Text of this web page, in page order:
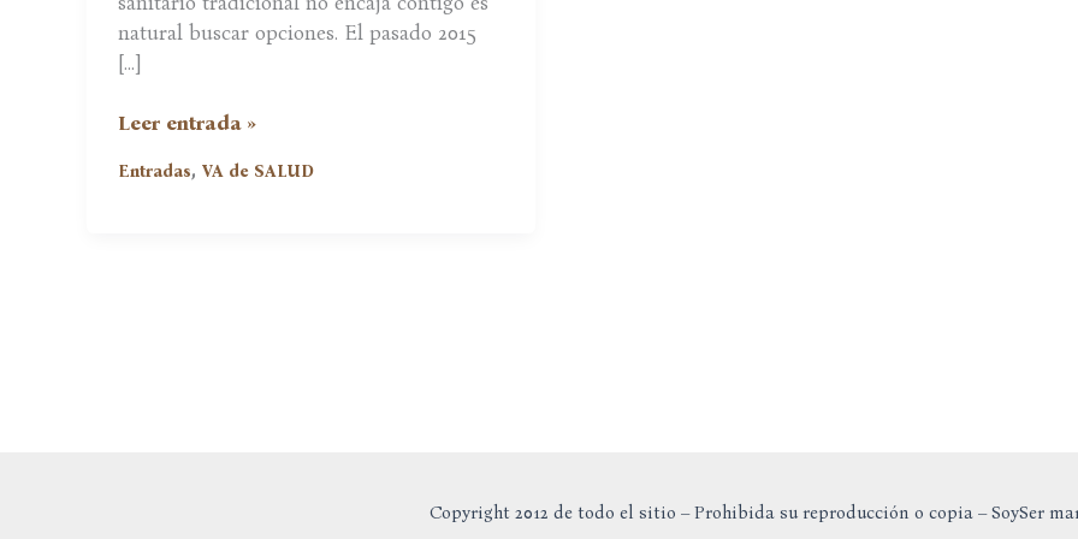
natural buscar opciones. El pasado 2015
[…]
El
Sanitario
Leer entrada »
Entradas, VA de SALUD
Copyright 2012 de todo el sitio – Prohibida su reproducción o copia – SoySer